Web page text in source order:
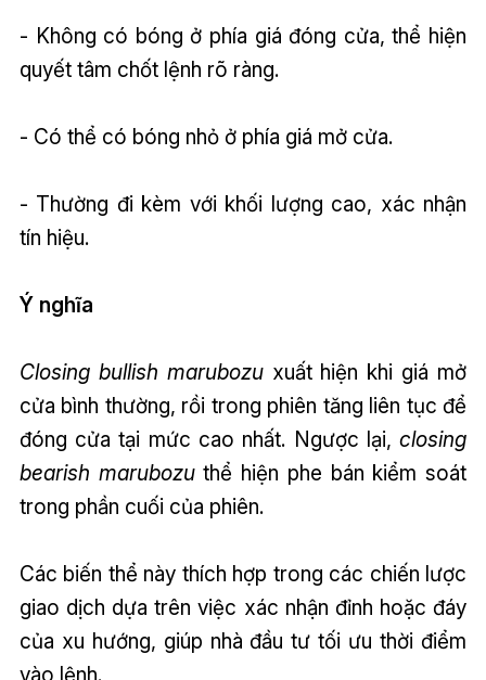
- Không có bóng ở phía giá đóng cửa, thể hiện
quyết tâm chốt lệnh rõ ràng.
- Có thể có bóng nhỏ ở phía giá mở cửa.
- Thường đi kèm với khối lượng cao, xác nhận
tín hiệu.
Ý nghĩa
Closing bullish marubozuxuất hiện khi giá mở
cửa bình thường, rồi trong phiên tăng liên tục để
đóng cửa tại mức cao nhất. Ngược lại,closing
bearish marubozuthể hiện phe bán kiểm soát
trong phần cuối của phiên.
Các biến thể này thích hợp trong các chiến lược
giao dịch dựa trên việc xác nhận đỉnh hoặc đáy
của xu hướng, giúp nhà đầu tư tối ưu thời điểm